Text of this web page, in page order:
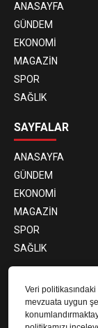
Veri politikasındaki
mevzuata uygun
ANASAYFA
GÜNDEM
EKONOMİ
MAGAZİN
SPOR
SAĞLIK
SAYFALAR
ANASAYFA
GÜNDEM
EKONOMİ
MAGAZİN
SPOR
SAĞLIK